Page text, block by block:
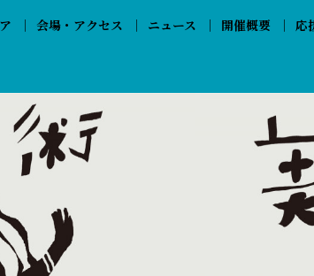
会場・アクセス ニュース 開催概要 応